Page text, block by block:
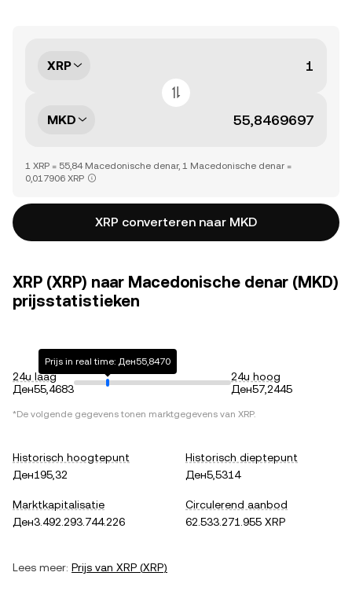
XRP
MKD
1 XRP = 55,84 Macedonische denar, 1 Macedonische denar =
0,017906 XRP
XRP converteren naar MKD
XRP (XRP) naar Macedonische denar (MKD)
prijsstatistieken
24u laag
Ден55,4683
Prijs in real time: Ден55,8470
24u hoog
Ден57,2445
*De volgende gegevens tonen marktgegevens van XRP.
Historisch hoogtepunt
Ден195,32
Historisch dieptepunt
Ден5,5314
Marktkapitalisatie
Ден3.492.293.744.226
Circulerend aanbod
62.533.271.955 XRP
Lees meer: Prijs van XRP (XRP)